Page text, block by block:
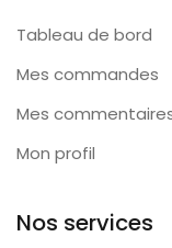
Tableau de bord
Mes commandes
Mes
Mon profil
Nos services